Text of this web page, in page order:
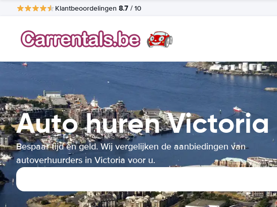
Klantbeoordelingen 8.7 / 10
Auto huren Victoria
Bespaar tijd en geld. Wij vergelijken de aanbiedingen van
autoverhuurders in Victoria voor u.